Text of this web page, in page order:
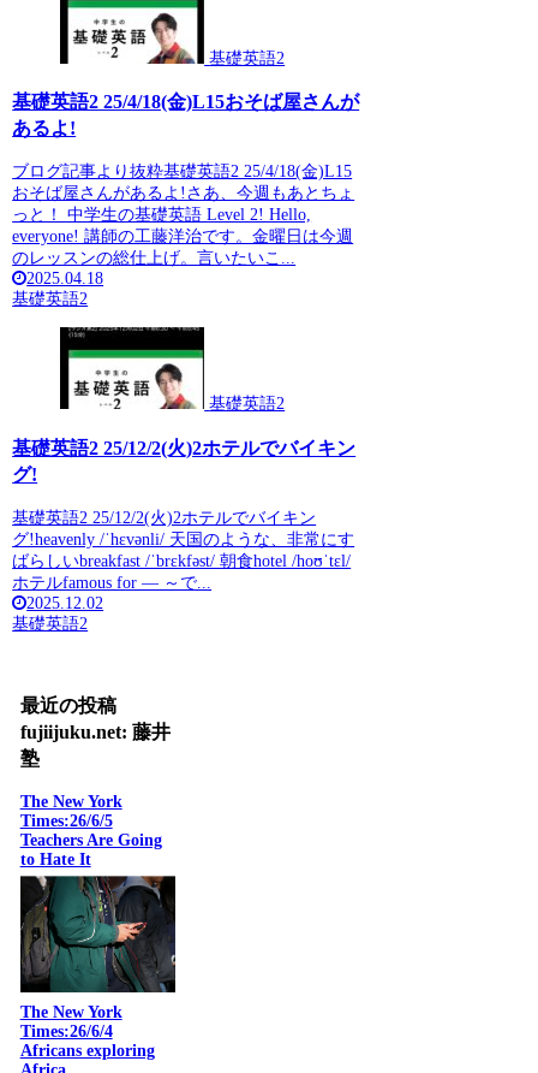
基礎英語2
基礎英語2 25/4/18(金)L15おそば屋さんが
あるよ!
ブログ記事より抜粋基礎英語2 25/4/18(金)L15
おそば屋さんがあるよ!さあ、今週もあとちょ
っと！ 中学生の基礎英語 Level 2! Hello,
everyone! 講師の工藤洋治です。金曜日は今週
のレッスンの総仕上げ。言いたいこ...
2025.04.18
基礎英語2
基礎英語2
基礎英語2 25/12/2(火)2ホテルでバイキン
グ!
基礎英語2 25/12/2(火)2ホテルでバイキン
グ!heavenly /ˈhɛvənli/ 天国のような、非常にす
ばらしいbreakfast /ˈbrɛkfəst/ 朝食hotel /hoʊˈtɛl/
ホテルfamous for — ～で...
2025.12.02
基礎英語2
最近の投稿
fujiijuku.net: 藤井
塾
The New York
Times:26/6/5
Teachers Are Going
to Hate It
The New York
Times:26/6/4
Africans exploring